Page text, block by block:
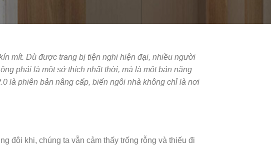
mít. Dù được trang bị tiện nghi hiện đại, nhiều người
phải là một sở thích nhất thời, mà là một bản năng
là phiên bản nâng cấp, biến ngôi nhà không chỉ là nơi
đôi khi, chúng ta vẫn cảm thấy trống rỗng và thiếu đi